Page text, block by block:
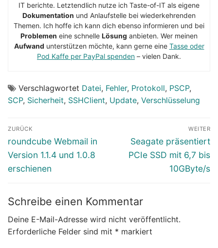
IT berichte. Letztendlich nutze ich Taste-of-IT als eigene
Dokumentation und Anlaufstelle bei wiederkehrenden
Themen. Ich hoffe ich kann dich ebenso informieren und bei
Problemen eine schnelle Lösung anbieten. Wer meinen
Aufwand unterstützen möchte, kann gerne eine Tasse oder
Pod Kaffe per PayPal spenden – vielen Dank.
Verschlagwortet Datei, Fehler, Protokoll, PSCP,
SCP, Sicherheit, SSHClient, Update, Verschlüsselung
Beitragsnavigation
ZURÜCK
Vorheriger
Beitrag:
roundcube Webmail in
Version 1.1.4 und 1.0.8
erschienen
WEITER
Nächster
Beitrag:
Seagate präsentiert
PCIe SSD mit 6,7 bis
10GByte/s
Schreibe einen Kommentar
Deine E-Mail-Adresse wird nicht veröffentlicht.
Erforderliche Felder sind mit * markiert